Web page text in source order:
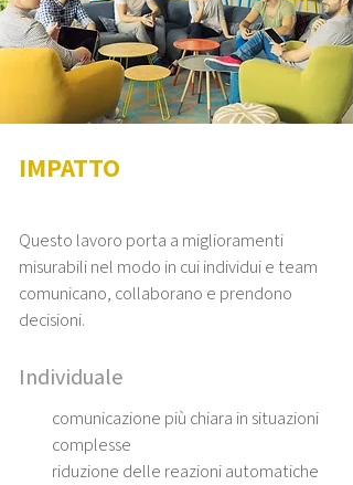
IMPATTO
Questo lavoro porta a miglioramenti
misurabili nel modo in cui individui e team
comunicano, collaborano e prendono
decisioni.
Individuale
comunicazione più chiara in situazioni
complesse
riduzione delle reazioni automatiche